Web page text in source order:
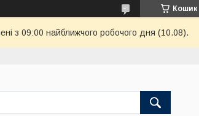
Кошик
з 09:00 найближчого робочого дня (10.08).